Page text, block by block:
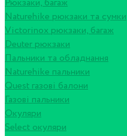
Рюкзаки, багаж
Naturehike рюкзаки та сумки
Victorinox рюкзаки, багаж
Deuter рюкзаки
Пальники та обладнання
Naturehike пальники
Quest газові балони
Газові пальники
Окуляри
Select окуляри